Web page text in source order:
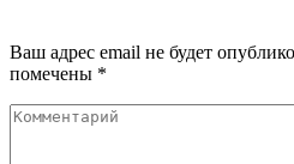
Ваш адрес email не будет
помечены *
Комментарий